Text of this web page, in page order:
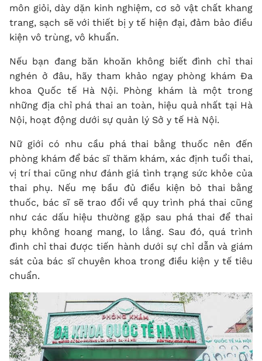
môn giỏi, dày dặn kinh nghiệm, cơ sở vật chất khang
trang, sạch sẽ với thiết bị y tế hiện đại, đảm bảo điều
kiện vô trùng, vô khuẩn.
Nếu bạn đang băn khoăn không biết đình chỉ thai
nghén ở đâu, hãy tham khảo ngay phòng khám Đa
khoa Quốc tế Hà Nội. Phòng khám là một trong
những địa chỉ phá thai an toàn, hiệu quả nhất tại Hà
Nội, hoạt động dưới sự quản lý Sở y tế Hà Nội.
Nữ giới có nhu cầu phá thai bằng thuốc nên đến
phòng khám để bác sĩ thăm khám, xác định tuổi thai,
vị trí thai cũng như đánh giá tình trạng sức khỏe của
thai phụ. Nếu mẹ bầu đủ điều kiện bỏ thai bằng
thuốc, bác sĩ sẽ trao đổi về quy trình phá thai cũng
như các dấu hiệu thường gặp sau phá thai để thai
phụ không hoang mang, lo lắng. Sau đó, quá trình
đình chỉ thai được tiến hành dưới sự chỉ dẫn và giám
sát của bác sĩ chuyên khoa trong điều kiện y tế tiêu
chuẩn.